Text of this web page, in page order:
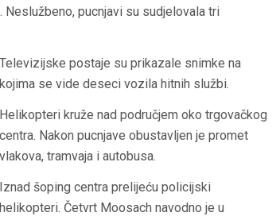
Neslužbeno, pucnjavi su sudjelovala tri
Televizijske postaje su prikazale snimke na
kojima se vide deseci vozila hitnih službi.
Helikopteri kruže nad područjem oko trgovačkog
centra. Nakon pucnjave obustavljen je promet
vlakova, tramvaja i autobusa.
Iznad šoping centra prelijeću policijski
helikopteri. Četvrt Moosach navodno je u